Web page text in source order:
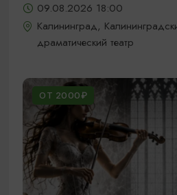
09.08.2026 18:00
Калининград,
драматический театр
ОТ 2000₽